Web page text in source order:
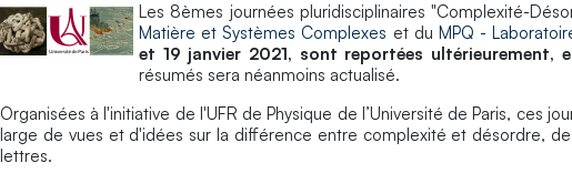
Les 8èmes journées pluridisciplinaires "Complexité-
Matière et Systèmes Complexes et du MPQ -
et 19 janvier 2021, sont reportées ultérieurement,
résumés sera néanmoins actualisé.
Organisées à l'initiative de l'UFR de Physique de l’Université de Paris, ces
large de vues et d'idées sur la différence entre complexité et désordre,
lettres.